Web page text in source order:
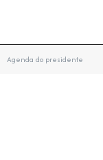
Agenda do presidente